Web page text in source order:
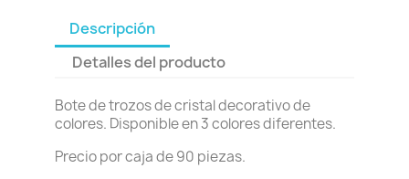
Descripción
Detalles del producto
Bote de trozos de cristal decorativo de
colores. Disponible en 3 colores diferentes.
Precio por caja de 90 piezas.